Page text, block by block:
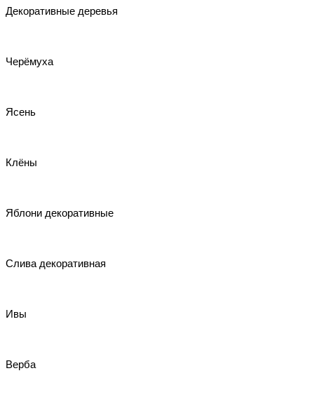
Декоративные деревья
Черёмуха
Ясень
Клёны
Яблони декоративные
Слива декоративная
Ивы
Верба